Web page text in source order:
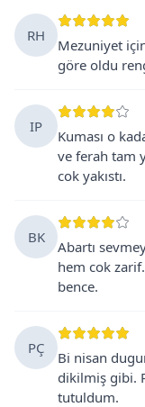
RH
Mezuniyet
göre oldu
IP
Kuması o
ve ferah tam
cok yakıstı.
BK
Abartı
hem cok
bence.
PÇ
Bi nisan
dikilmiş gibi.
tutuldum.